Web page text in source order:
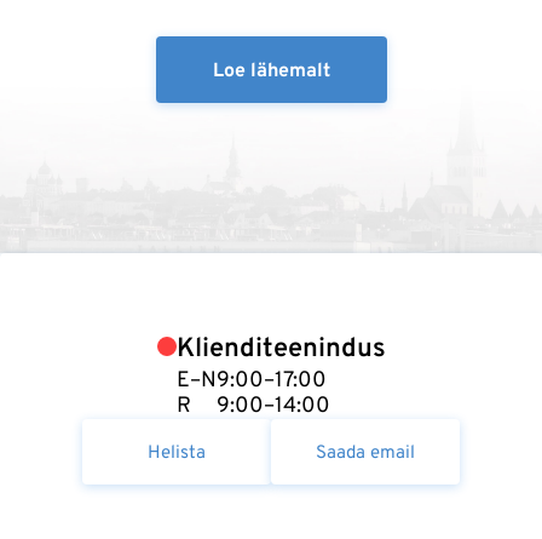
Loe lähemalt
Klienditeenindus
E–N
R
9:00–17:00
9:00–14:00
Helista Saada email